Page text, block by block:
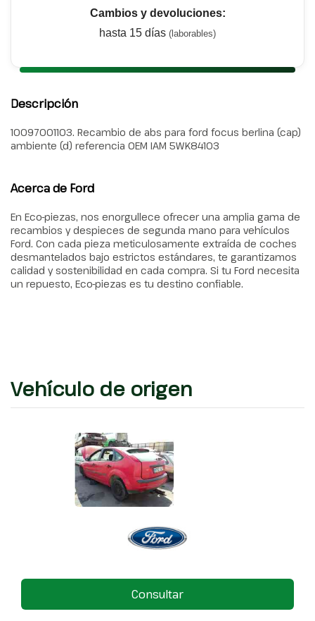
Cambios y devoluciones:
hasta 15 días (laborables)
Descripción
10097001103. Recambio de abs para ford focus berlina (cap)
ambiente (d) referencia OEM IAM 5WK84103
Acerca de Ford
En Eco-piezas, nos enorgullece ofrecer una amplia gama de
recambios y despieces de segunda mano para vehículos
Ford. Con cada pieza meticulosamente extraída de coches
desmantelados bajo estrictos estándares, te garantizamos
calidad y sostenibilidad en cada compra. Si tu Ford necesita
un repuesto, Eco-piezas es tu destino confiable.
Vehículo de origen
Consultar